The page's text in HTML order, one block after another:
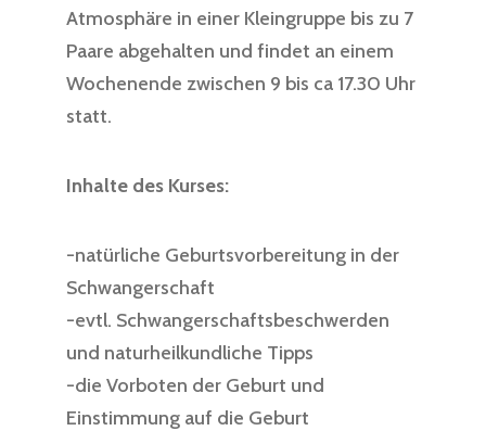
Atmosphäre in einer Kleingruppe bis zu 7
Paare abgehalten und findet an einem
Wochenende zwischen 9 bis ca 17.30 Uhr
statt.
Inhalte des Kurses:
-natürliche Geburtsvorbereitung in der
Schwangerschaft
-evtl. Schwangerschaftsbeschwerden
und naturheilkundliche Tipps
-die Vorboten der Geburt und
Einstimmung auf die Geburt